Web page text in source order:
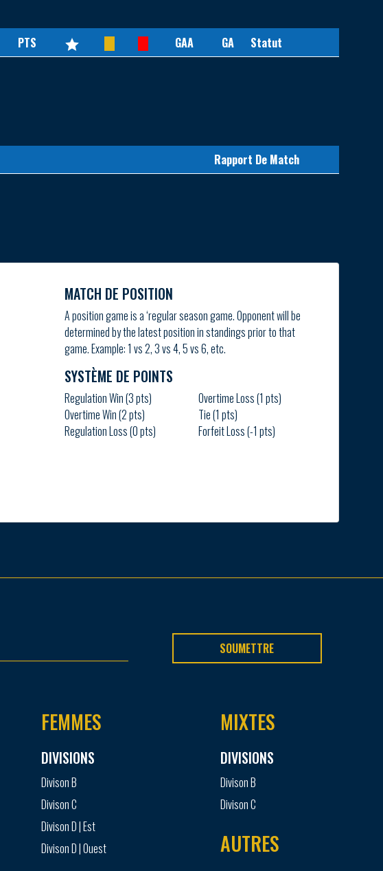
PTS GAA GA Statut
Rapport De Match
MATCH DE POSITION
A position game is a ‘regular season game. Opponent will be
determined by the latest position in standings prior to that
game. Example: 1 vs 2, 3 vs 4, 5 vs 6, etc.
SYSTÈME DE POINTS
Regulation Win (3 pts)
Overtime Win (2 pts)
Regulation Loss (0 pts)
Overtime Loss (1 pts)
Tie (1 pts)
Forfeit Loss (-1 pts)
SOUMETTRE
FEMMES
DIVISIONS
Divison B
Divison C
Divison D | Est
Divison D | Ouest
MIXTES
DIVISIONS
Divison B
Divison C
AUTRES